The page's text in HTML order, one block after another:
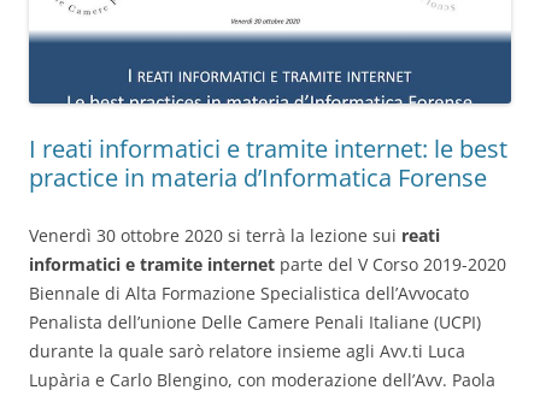
I reati informatici e tramite internet: le best
practice in materia d’Informatica Forense
Venerdì 30 ottobre 2020 si terrà la lezione sui reati
informatici e tramite internet parte del V Corso 2019-2020
Biennale di Alta Formazione Specialistica dell’Avvocato
Penalista dell’unione Delle Camere Penali Italiane (UCPI)
durante la quale sarò relatore insieme agli Avv.ti Luca
Lupària e Carlo Blengino, con moderazione dell’Avv. Paola